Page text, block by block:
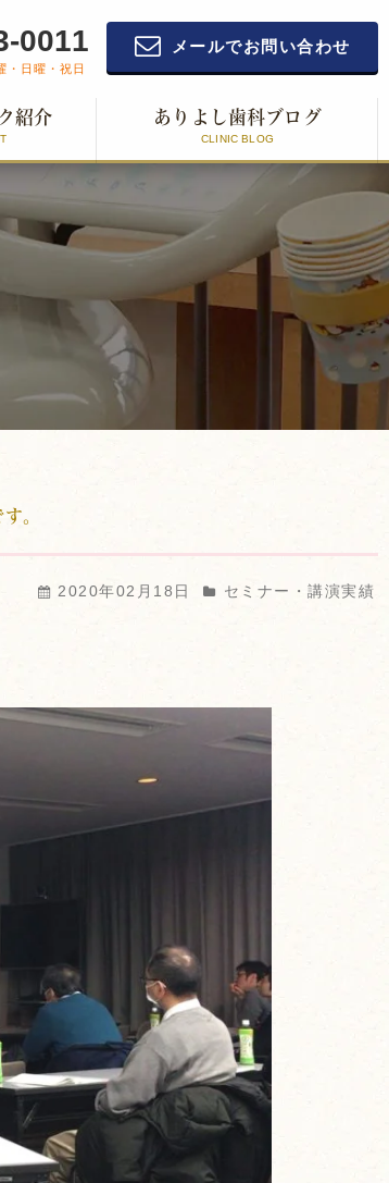
0011
・日曜・祝日
メールでお問い合わせ
紹介 ありよし歯科ブログ
CLINIC BLOG
。
2020年02月18日 セミナー・講演実績